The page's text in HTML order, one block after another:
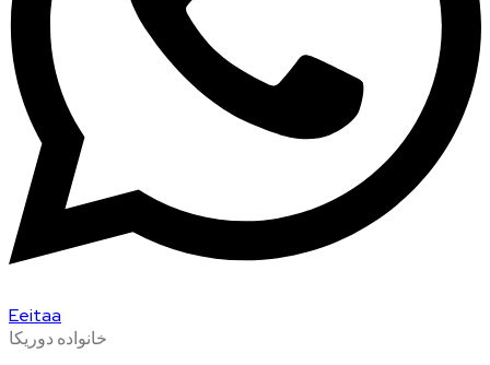
Eeitaa
خانواده دوریکا